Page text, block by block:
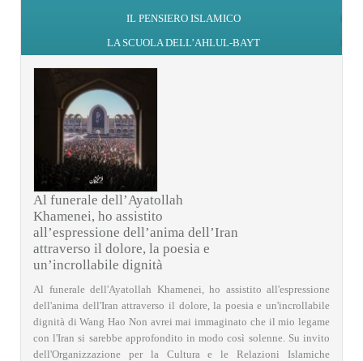
IL PENSIERO ISLAMICO
LA SCUOLA DELL’AHLUL-BAYT
Al funerale dell’Ayatollah
Khamenei, ho assistito
all’espressione dell’anima dell’Iran
attraverso il dolore, la poesia e
un’incrollabile dignità
Al funerale dell'Ayatollah Khamenei, ho assistito all'espressione
dell'anima dell'Iran attraverso il dolore, la poesia e un'incrollabile
dignità di Wang Hao Non avrei mai immaginato che il mio legame
con l'Iran si sarebbe approfondito in modo così solenne. Su invito
dell'Organizzazione per la Cultura e le Relazioni Islamiche